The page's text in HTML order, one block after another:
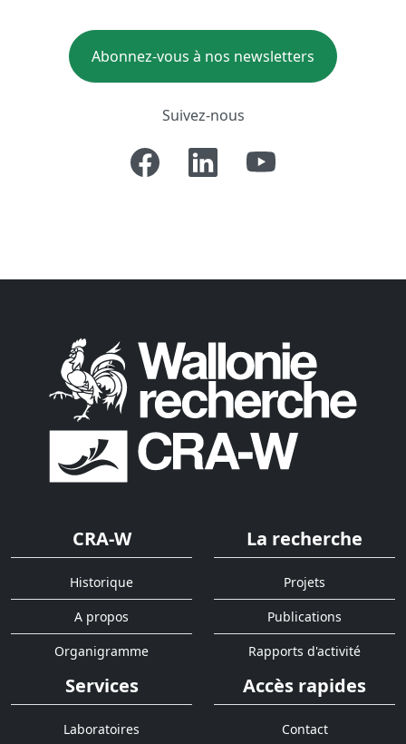
Abonnez-vous à nos newsletters
Suivez-nous
CRA-W
Historique
A propos
Organigramme
La recherche
Projets
Publications
Rapports d'activité
Services
Laboratoires
Accès rapides
Contact